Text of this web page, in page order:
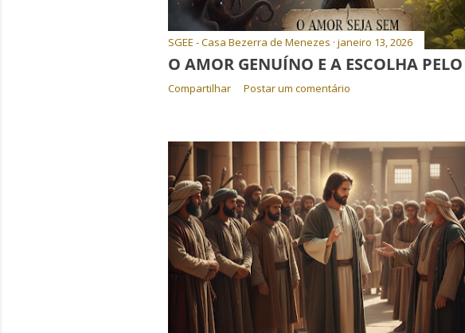
SGEE - Casa Bezerra de Menezes janeiro 13, 2026
O AMOR GENUÍNO E A ESCOLHA
Compartilhar Postar um comentário